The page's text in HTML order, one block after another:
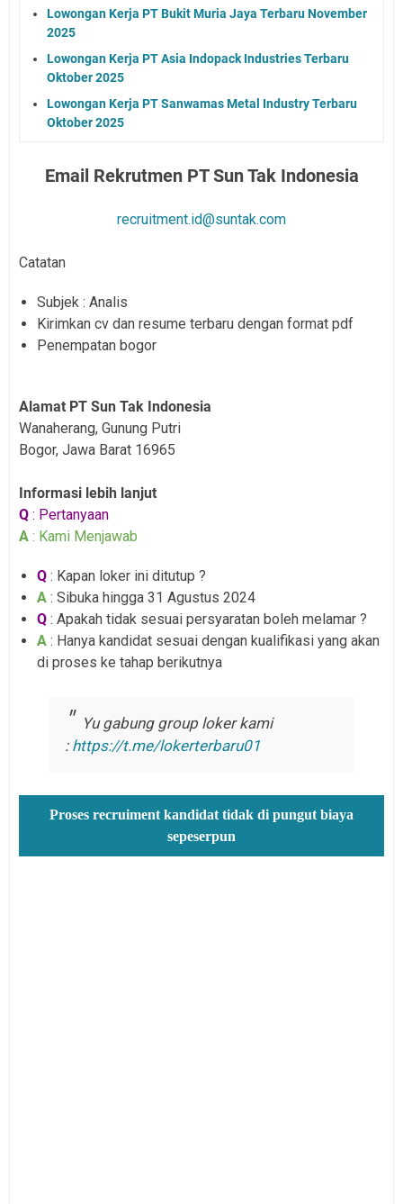
Lowongan Kerja PT Bukit Muria Jaya Terbaru November
2025
Lowongan Kerja PT Asia Indopack Industries Terbaru
Oktober 2025
Lowongan Kerja PT Sanwamas Metal Industry Terbaru
Oktober 2025
Email Rekrutmen PT Sun Tak Indonesia
recruitment.id@suntak.com
Catatan
Subjek : Analis
Kirimkan cv dan resume terbaru dengan format pdf
Penempatan bogor
Alamat PT Sun Tak Indonesia
Wanaherang, Gunung Putri
Bogor, Jawa Barat 16965
Informasi lebih lanjut
Q : Pertanyaan
A : Kami Menjawab
Q : Kapan loker ini ditutup ?
A : Sibuka hingga 31 Agustus 2024
Q : Apakah tidak sesuai persyaratan boleh melamar ?
A : Hanya kandidat sesuai dengan kualifikasi yang akan
di proses ke tahap berikutnya
Yu gabung group loker kami
: https://t.me/lokerterbaru01
Proses recruiment kandidat tidak di pungut biaya
sepeserpun